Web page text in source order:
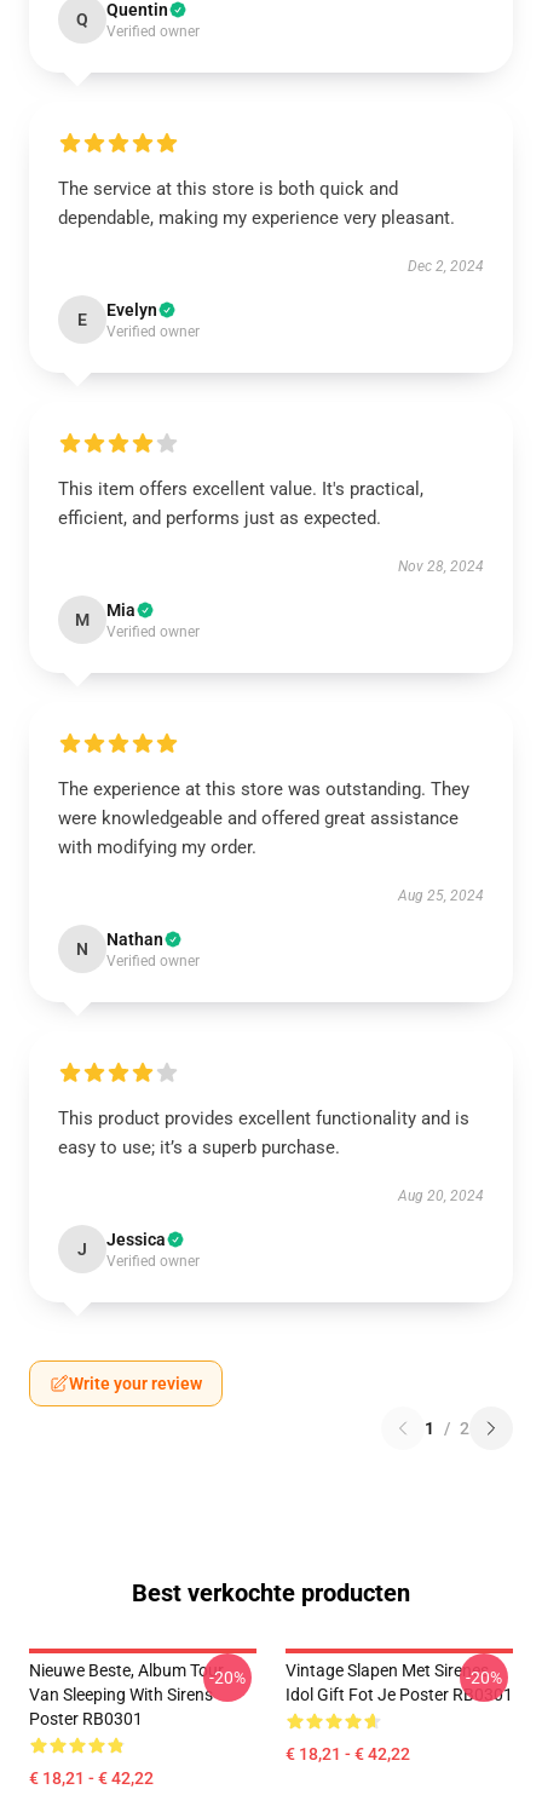
Q Quentin
Verified owner
The service at this store is both quick and
dependable, making my experience very pleasant.
Dec 2, 2024
E Evelyn
Verified owner
This item offers excellent value. It's practical,
efficient, and performs just as expected.
Nov 28, 2024
M Mia
Verified owner
The experience at this store was outstanding. They
were knowledgeable and offered great assistance
with modifying my order.
Aug 25, 2024
N Nathan
Verified owner
This product provides excellent functionality and is
easy to use; it’s a superb purchase.
Aug 20, 2024
J Jessica
Verified owner
Write your review
1 / 2
Best verkochte producten
Nieuwe Beste, Album Tour
Van Sleeping With Sirens
Poster RB0301
€ 18,21 - € 42,22
-20%
Vintage Slapen Met Sirenes
Idol Gift Fot Je Poster RB0301
€ 18,21 - € 42,22
-20%